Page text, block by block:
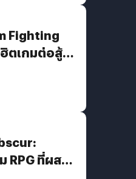
Fighting
ตเกมต่อสู้ใน
RPG ที่ผสาน